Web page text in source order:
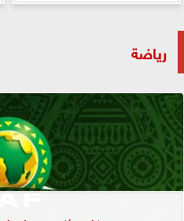
رياضة